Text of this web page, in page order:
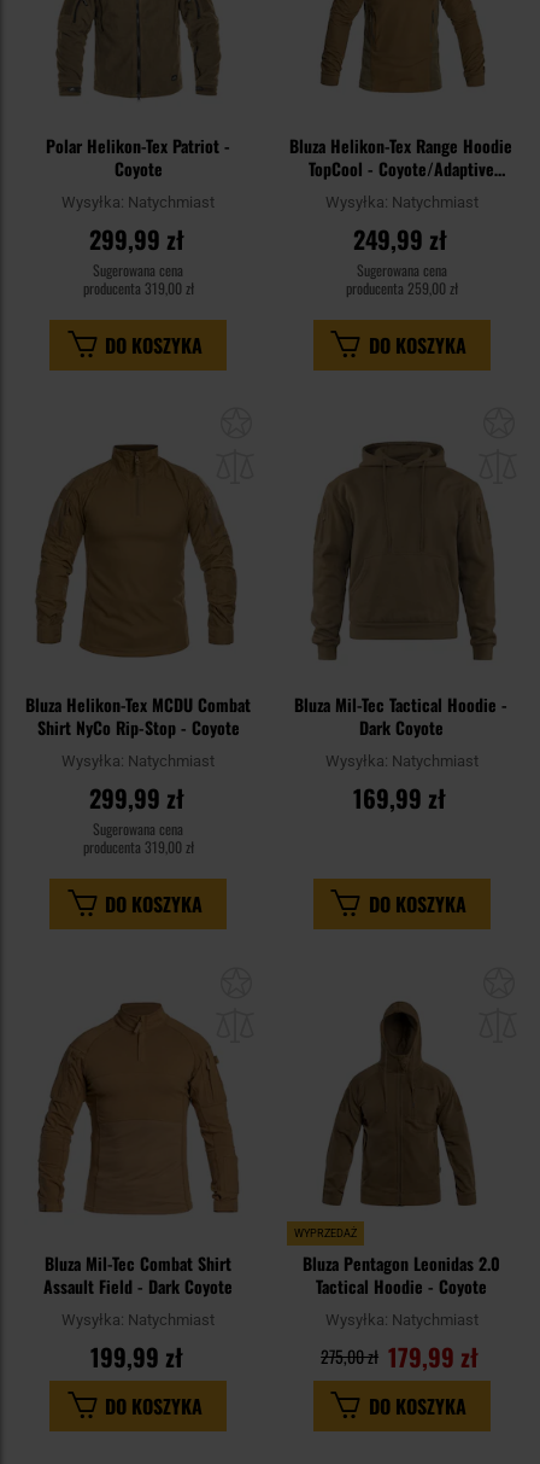
Polar Helikon-Tex Patriot -
Coyote
Wysyłka: Natychmiast
299,99 zł
Sugerowana cena
producenta 319,00 zł
DO KOSZYKA
Bluza Helikon-Tex Range Hoodie
TopCool - Coyote/Adaptive
Green
Wysyłka: Natychmiast
249,99 zł
Sugerowana cena
producenta 259,00 zł
DO KOSZYKA
schowka
Bluza Helikon-Tex MCDU Combat
Shirt NyCo Rip-Stop - Coyote
Wysyłka: Natychmiast
299,99 zł
Sugerowana cena
producenta 319,00 zł
DO KOSZYKA
Bluza Mil-Tec Tactical Hoodie -
Dark Coyote
Wysyłka: Natychmiast
169,99 zł
DO KOSZYKA
Bluza Mil-Tec Combat Shirt
Assault Field - Dark Coyote
Wysyłka: Natychmiast
199,99 zł
DO KOSZYKA
WYPRZEDAŻ
Bluza Pentagon Leonidas 2.0
Tactical Hoodie - Coyote
Wysyłka: Natychmiast
179,99 zł
275,00 zł
DO KOSZYKA